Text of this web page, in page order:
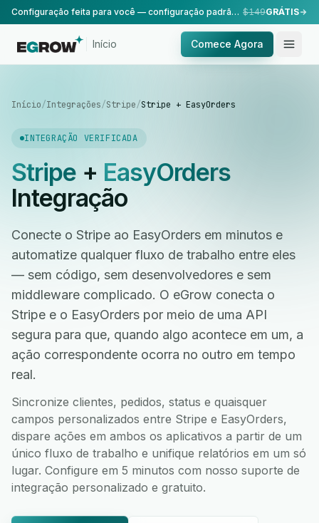
Configuração feita para você — configuração padrão, realizada pela nossa equipe. $149GRÁTIS
Início Comece Agora
Início/Integrações/Stripe/Stripe + EasyOrders
INTEGRAÇÃO VERIFICADA
Stripe+ EasyOrders
Integração
Conecte o Stripe ao EasyOrders em minutos e
automatize qualquer fluxo de trabalho entre eles
— sem código, sem desenvolvedores e sem
middleware complicado. O eGrow conecta o
Stripe e o EasyOrders por meio de uma API
segura para que, quando algo acontece em um, a
ação correspondente ocorra no outro em tempo
real.
Sincronize clientes, pedidos, status e quaisquer
campos personalizados entre Stripe e EasyOrders,
dispare ações em ambos os aplicativos a partir de um
único fluxo de trabalho e unifique relatórios em um só
lugar. Configure em 5 minutos com nosso suporte de
integração personalizado e gratuito.